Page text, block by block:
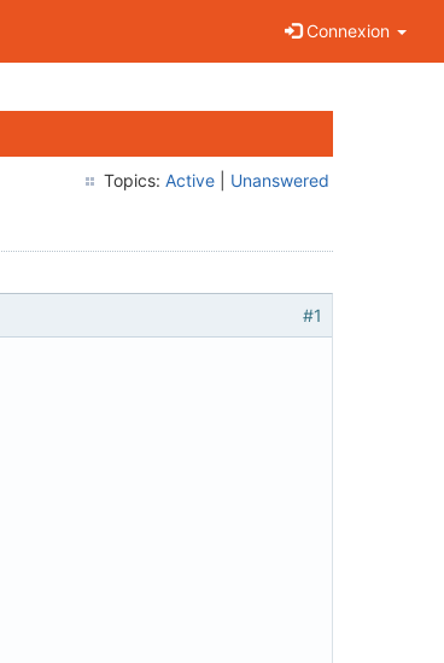
Connexion
Topics: Active Unanswered
#1